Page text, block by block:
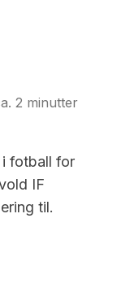
2 minutter
i fotball for
IF
til.